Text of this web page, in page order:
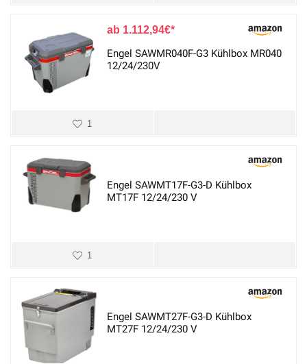
1.112,94€
Engel SAWMR040F-G3 Kühlbox MR040
12/24/230V
1
Engel SAWMT17F-G3-D Kühlbox
MT17F 12/24/230 V
1
Engel SAWMT27F-G3-D Kühlbox
MT27F 12/24/230 V